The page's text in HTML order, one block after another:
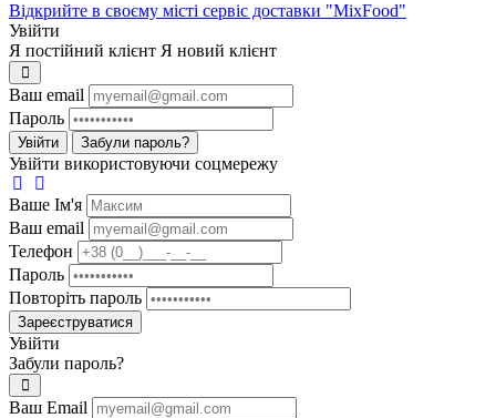
Відкрийте в своєму місті сервіс доставки "MixFood"
Увійти
Я постійний клієнт Я новий клієнт
Ваш email
Пароль
Увійти Забули пароль?
Увійти використовуючи соцмережу
Ваше Iм'я
Ваш email
Телефон
Пароль
Повторіть пароль
Зареєструватися
Увійти
Забули пароль?
Ваш Email